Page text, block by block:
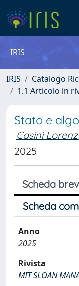
IRIS
IRIS Catalogo
1.1 Articolo in
Stato e
Casini
2025
Scheda
Scheda
Anno
2025
Rivista
MIT SLOAN